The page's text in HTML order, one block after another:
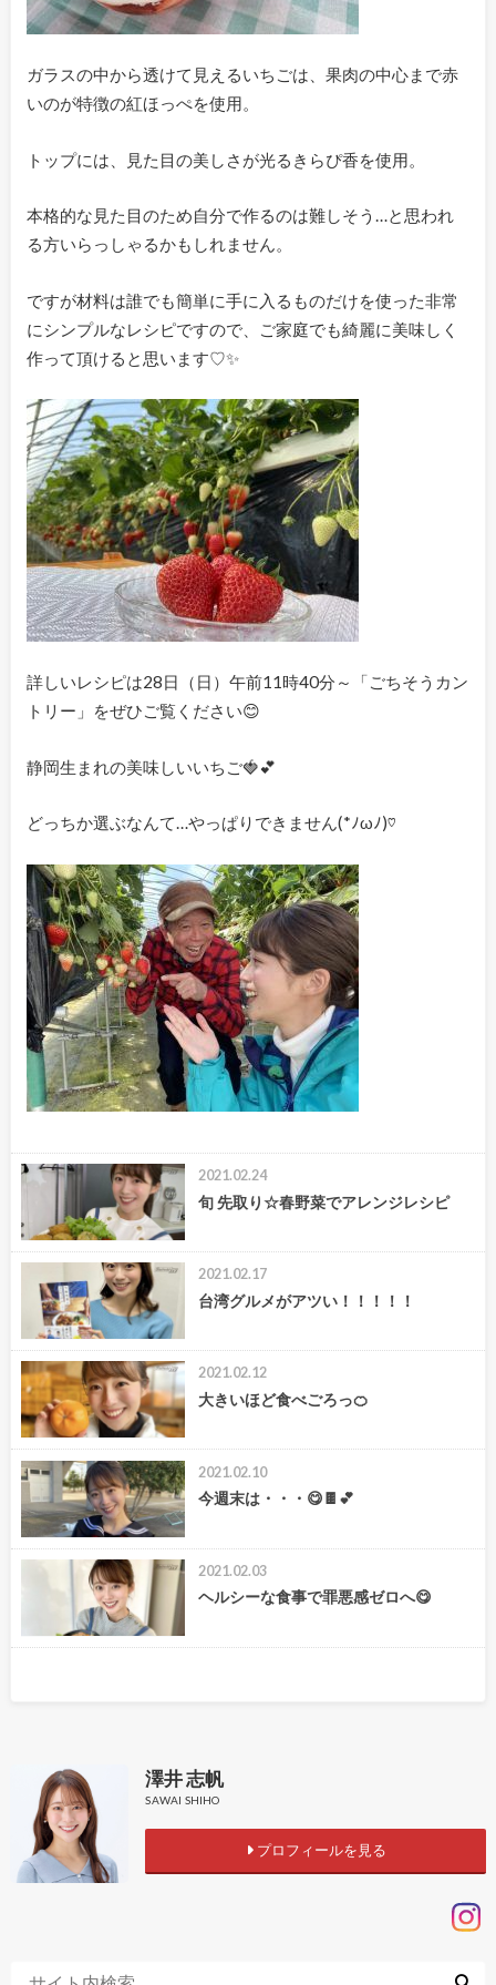
ガラスの中から透けて見えるいちごは、果肉の中心まで赤
いのが特徴の紅ほっぺを使用。
トップには、見た目の美しさが光るきらぴ香を使用。
本格的な見た目のため自分で作るのは難しそう…と思われ
る方いらっしゃるかもしれません。
ですが材料は誰でも簡単に手に入るものだけを使った非常
にシンプルなレシピですので、ご家庭でも綺麗に美味しく
作って頂けると思います♡✨
詳しいレシピは28日（日）午前11時40分～「ごちそうカン
トリー」をぜひご覧ください😊
静岡生まれの美味しいいちご🍓💕
どっちか選ぶなんて…やっぱりできません(*ﾉωﾉ)♡
2021.02.24
旬 先取り☆春野菜でアレンジレシピ
2021.02.17
台湾グルメがアツい！！！！！
2021.02.12
大きいほど食べごろっ🍊
2021.02.10
今週末は・・・😋🍫💕
2021.02.03
ヘルシーな食事で罪悪感ゼロへ😋
澤井 志帆
SAWAI SHIHO
プロフィールを見る